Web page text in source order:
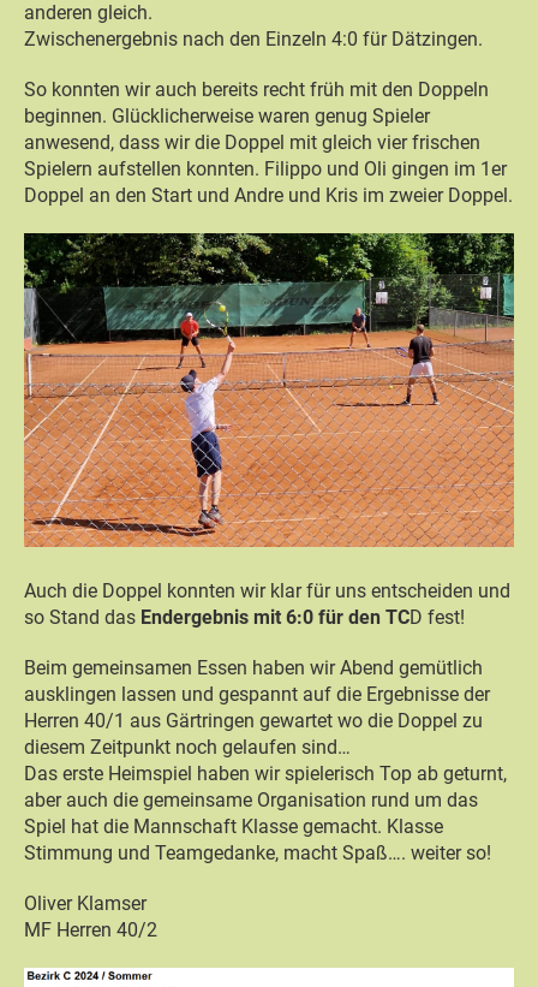
anderen gleich.
Zwischenergebnis nach den Einzeln 4:0 für Dätzingen.
So konnten wir auch bereits recht früh mit den Doppeln
beginnen. Glücklicherweise waren genug Spieler
anwesend, dass wir die Doppel mit gleich vier frischen
Spielern aufstellen konnten. Filippo und Oli gingen im 1er
Doppel an den Start und Andre und Kris im zweier Doppel.
Auch die Doppel konnten wir klar für uns entscheiden und
so Stand das Endergebnis mit 6:0 für den TCD fest!
Beim gemeinsamen Essen haben wir Abend gemütlich
ausklingen lassen und gespannt auf die Ergebnisse der
Herren 40/1 aus Gärtringen gewartet wo die Doppel zu
diesem Zeitpunkt noch gelaufen sind…
Das erste Heimspiel haben wir spielerisch Top ab geturnt,
aber auch die gemeinsame Organisation rund um das
Spiel hat die Mannschaft Klasse gemacht. Klasse
Stimmung und Teamgedanke, macht Spaß…. weiter so!
Oliver Klamser
MF Herren 40/2